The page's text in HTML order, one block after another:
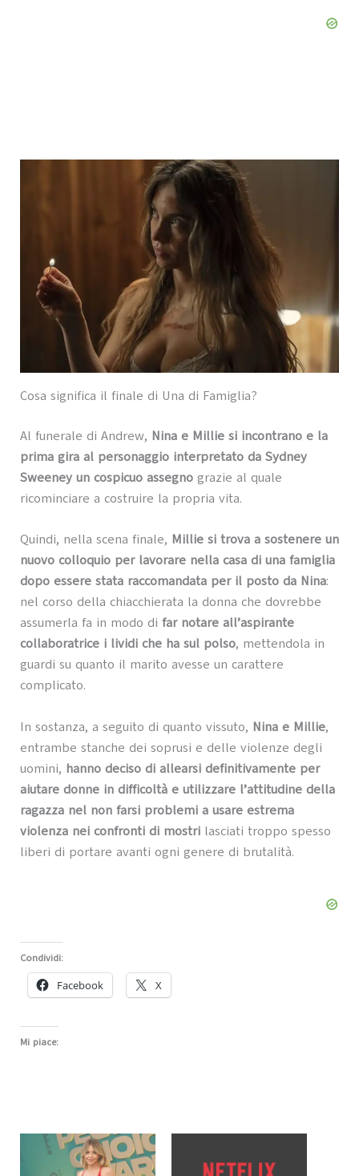
Cosa significa il finale di Una di Famiglia?
Al funerale di Andrew, Nina e Millie si incontrano e la
prima gira al personaggio interpretato da Sydney
Sweeney un cospicuo assegno grazie al quale
ricominciare a costruire la propria vita.
Quindi, nella scena finale, Millie si trova a sostenere un
nuovo colloquio per lavorare nella casa di una famiglia
dopo essere stata raccomandata per il posto da Nina:
nel corso della chiacchierata la donna che dovrebbe
assumerla fa in modo di far notare all’aspirante
collaboratrice i lividi che ha sul polso, mettendola in
guardi su quanto il marito avesse un carattere
complicato.
In sostanza, a seguito di quanto vissuto, Nina e Millie,
entrambe stanche dei soprusi e delle violenze degli
uomini, hanno deciso di allearsi definitivamente per
aiutare donne in difficoltà e utilizzare l’attitudine della
ragazza nel non farsi problemi a usare estrema
violenza nei confronti di mostrilasciati troppo spesso
liberi di portare avanti ogni genere di brutalità.
Condividi:
Facebook X
Mi piace: